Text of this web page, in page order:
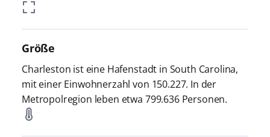
Größe
Charleston ist eine Hafenstadt in South Carolina,
mit einer Einwohnerzahl von 150.227. In der
Metropolregion leben etwa 799.636 Personen.